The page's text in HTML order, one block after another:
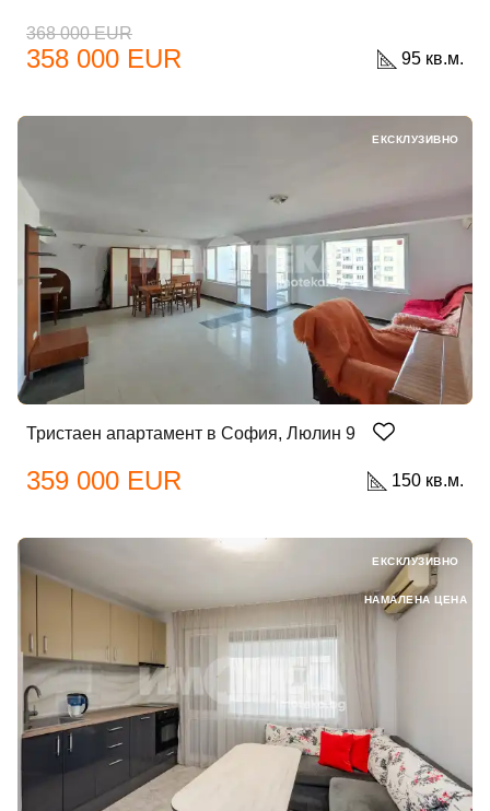
Вход с Facebook
368 000 EUR
358 000 EUR 95 кв.м.
Тристаен апартамент в София, Люлин 9
359 000 EUR 150 кв.м.
ЕКСКЛУЗИВНО
ЕКСКЛУЗИВНО
НАМАЛЕНА ЦЕНА